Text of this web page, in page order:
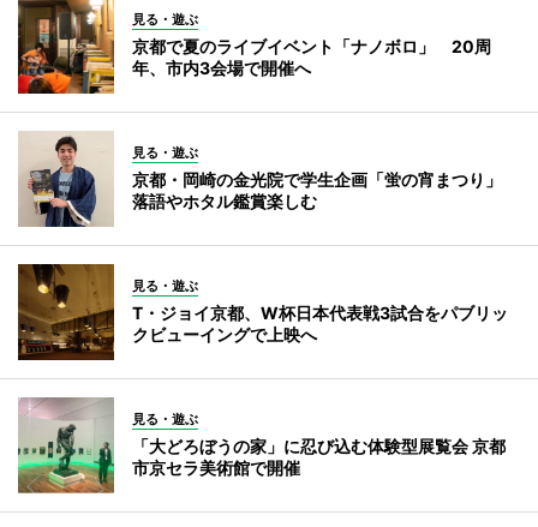
見る・遊ぶ
京都で夏のライブイベント「ナノボロ」 20周
年、市内3会場で開催へ
見る・遊ぶ
京都・岡崎の金光院で学生企画「蛍の宵まつり」
落語やホタル鑑賞楽しむ
見る・遊ぶ
T・ジョイ京都、W杯日本代表戦3試合をパブリッ
クビューイングで上映へ
見る・遊ぶ
「大どろぼうの家」に忍び込む体験型展覧会 京都
市京セラ美術館で開催